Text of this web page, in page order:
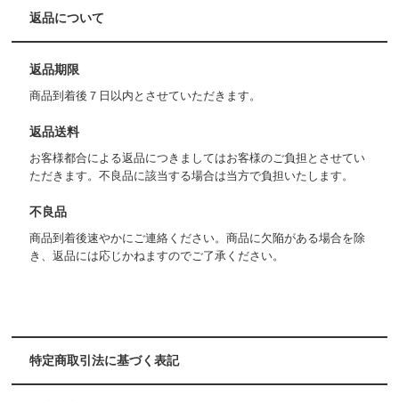
返品について
返品期限
商品到着後７日以内とさせていただきます。
返品送料
お客様都合による返品につきましてはお客様のご負担とさせてい
ただきます。不良品に該当する場合は当方で負担いたします。
不良品
商品到着後速やかにご連絡ください。商品に欠陥がある場合を除
き、返品には応じかねますのでご了承ください。
特定商取引法に基づく表記